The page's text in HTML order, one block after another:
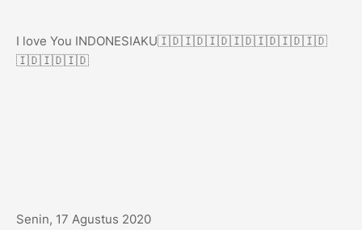
I love You INDONESIAKU🇮🇩🇮🇩🇮🇩🇮🇩🇮🇩🇮🇩🇮🇩
🇮🇩🇮🇩🇮🇩
Senin, 17 Agustus 2020